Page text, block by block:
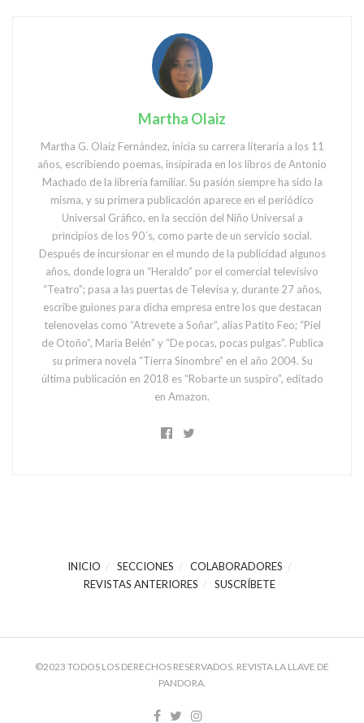
Martha Olaiz
Martha G. Olaiz Fernández, inicia su carrera literaria a los 11
años, escribiendo poemas, insipirada en los libros de Antonio
Machado de la librería familiar. Su pasión siempre ha sido la
misma, y su primera publicación aparece en el periódico
Universal Gráfico, en la sección del Niño Universal a
principios de los 90´s, como parte de un servicio social.
Después de incursionar en el mundo de la publicidad algunos
años, donde logra un “Heraldo” por el comercial televisivo
“Teatro”; pasa a las puertas de Televisa y, durante 27 años,
escribe guiones para dicha empresa entre los que destacan
telenovelas como “Atrevete a Soñar”, alias Patito Feo; “Piel
de Otoño”, Maria Belén” y “De pocas, pocas pulgas”. Publica
su primera novela “Tierra Sinombre” en el año 2004. Su
última publicación en 2018 es “Robarte un suspiro”, editado
en Amazon.
INICIO SECCIONES
COLABORADORES
REVISTAS ANTERIORES
SUSCRÍBETE
©2023 TODOS LOS DERECHOS RESERVADOS. REVISTA LA LLAVE DE
PANDORA.